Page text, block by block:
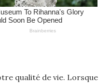
qualité de vie. Lorsque